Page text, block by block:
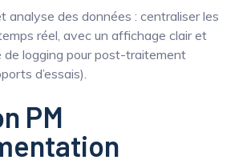
analyse des données : centraliser les
réel, avec un affichage clair et
de logging pour post-traitement
d’essais).
PM